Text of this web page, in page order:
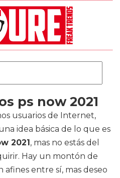
ps now 2021
usuarios de Internet,
idea básica de lo que es
2021, mas no estás del
Hay un montón de
entre sí, mas deseo